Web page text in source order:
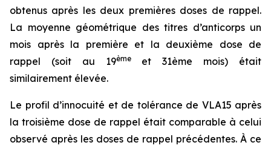
obtenus après les deux premières doses de rappel.
La moyenne géométrique des titres d’anticorps un
mois après la première et la deuxième dose de
rappel (soit au 19èmeet 31ème mois) était
similairement élevée.
Le profil d’innocuité et de tolérance de VLA15 après
la troisième dose de rappel était comparable à celui
observé après les doses de rappel précédentes. À ce